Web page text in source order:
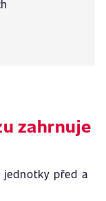
zahrnuje
před a